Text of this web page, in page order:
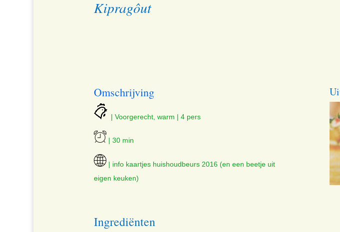
Kipragôut
Omschrijving
| Voorgerecht, warm | 4 pers
| 30 min
| info kaartjes huishoudbeurs 2016 (en een beetje uit
eigen keuken)
Ingrediënten